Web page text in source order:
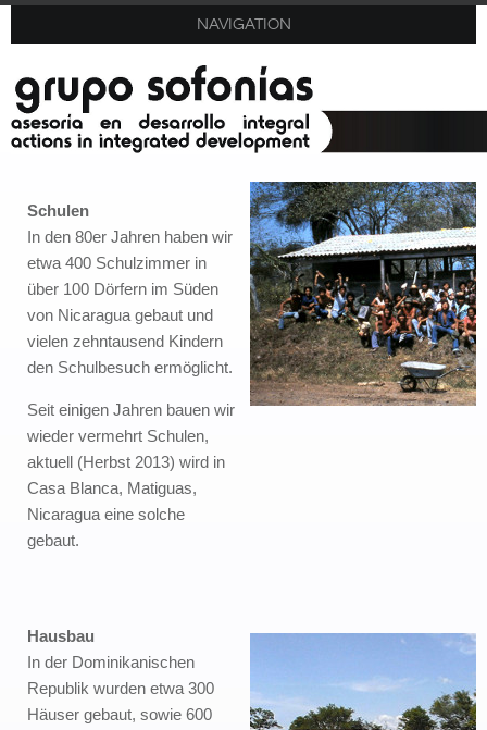
NAVIGATION
Schulen
In den 80er Jahren haben wir
etwa 400 Schulzimmer in
über 100 Dörfern im Süden
von Nicaragua gebaut und
vielen zehntausend Kindern
den Schulbesuch ermöglicht.
Seit einigen Jahren bauen wir
wieder vermehrt Schulen,
aktuell (Herbst 2013) wird in
Casa Blanca, Matiguas,
Nicaragua eine solche
gebaut.
Hausbau
In der Dominikanischen
Republik wurden etwa 300
Häuser gebaut, sowie 600